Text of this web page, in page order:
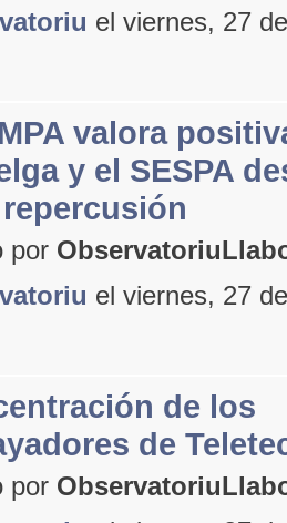
el viernes, 27
valora
y el SESPA
por
el viernes, 27
de los
de
por